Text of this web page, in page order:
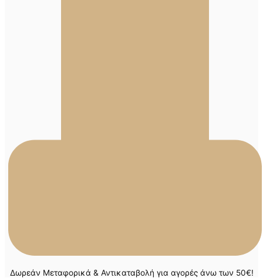
Δωρεάν Μεταφορικά & Αντικαταβολή για αγορές άνω των 50€!